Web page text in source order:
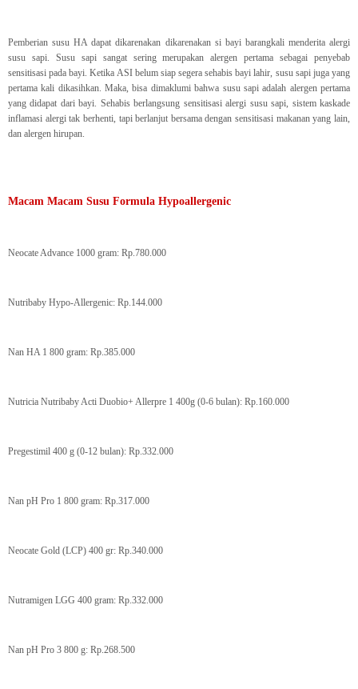
Pemberian susu HA dapat dikarenakan dikarenakan si bayi barangkali menderita alergi
susu sapi. Susu sapi sangat sering merupakan alergen pertama sebagai penyebab
sensitisasi pada bayi. Ketika ASI belum siap segera sehabis bayi lahir, susu sapi juga yang
pertama kali dikasihkan. Maka, bisa dimaklumi bahwa susu sapi adalah alergen pertama
yang didapat dari bayi. Sehabis berlangsung sensitisasi alergi susu sapi, sistem kaskade
inflamasi alergi tak berhenti, tapi berlanjut bersama dengan sensitisasi makanan yang lain,
dan alergen hirupan.
Macam Macam Susu Formula Hypoallergenic
Neocate Advance 1000 gram: Rp.780.000
Nutribaby Hypo-Allergenic: Rp.144.000
Nan HA 1 800 gram: Rp.385.000
Nutricia Nutribaby Acti Duobio+ Allerpre 1 400g (0-6 bulan): Rp.160.000
Pregestimil 400 g (0-12 bulan): Rp.332.000
Nan pH Pro 1 800 gram: Rp.317.000
Neocate Gold (LCP) 400 gr: Rp.340.000
Nutramigen LGG 400 gram: Rp.332.000
Nan pH Pro 3 800 g: Rp.268.500